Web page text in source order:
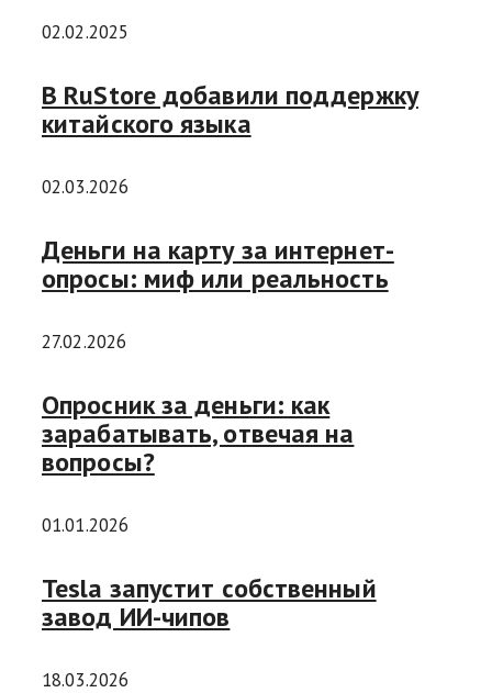
02.02.2025
В RuStore добавили поддержку
китайского языка
02.03.2026
Деньги на карту за интернет-
опросы: миф или реальность
27.02.2026
Опросник за деньги: как
зарабатывать, отвечая на
вопросы?
01.01.2026
Tesla запустит собственный
завод ИИ-чипов
18.03.2026